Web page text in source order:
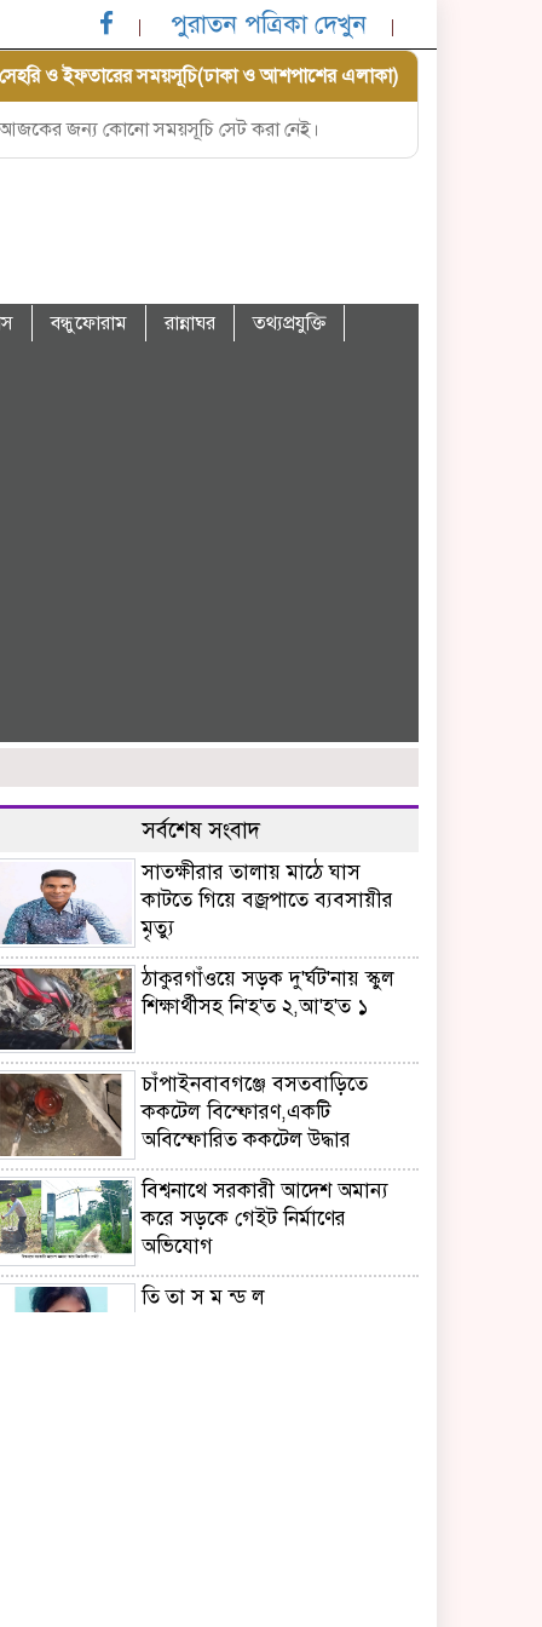
পুরাতন পত্রিকা দেখুন
সেহরি ও ইফতারের সময়সূচি(ঢাকা ও আশপাশের এলাকা)
আজকের জন্য কোনো সময়সূচি সেট করা নেই।
বন্ধুফোরাম রান্নাঘর
তথ্যপ্রযুক্তি
সর্বশেষ সংবাদ
সাতক্ষীরার তালায় মাঠে ঘাস
কাটতে গিয়ে বজ্রপাতে ব্যবসায়ীর
মৃত্যু
ঠাকুরগাঁওয়ে সড়ক দু'র্ঘট'নায় স্কুল
শিক্ষার্থীসহ নি'হ'ত ২,আ'হ'ত ১
চাঁপাইনবাবগঞ্জে বসতবাড়িতে
ককটেল বিস্ফোরণ,একটি
অবিস্ফোরিত ককটেল উদ্ধার
বিশ্বনাথে সরকারী আদেশ অমান্য
করে সড়কে গেইট নির্মাণের
অভিযোগ
তি তা স ম ন্ড ল